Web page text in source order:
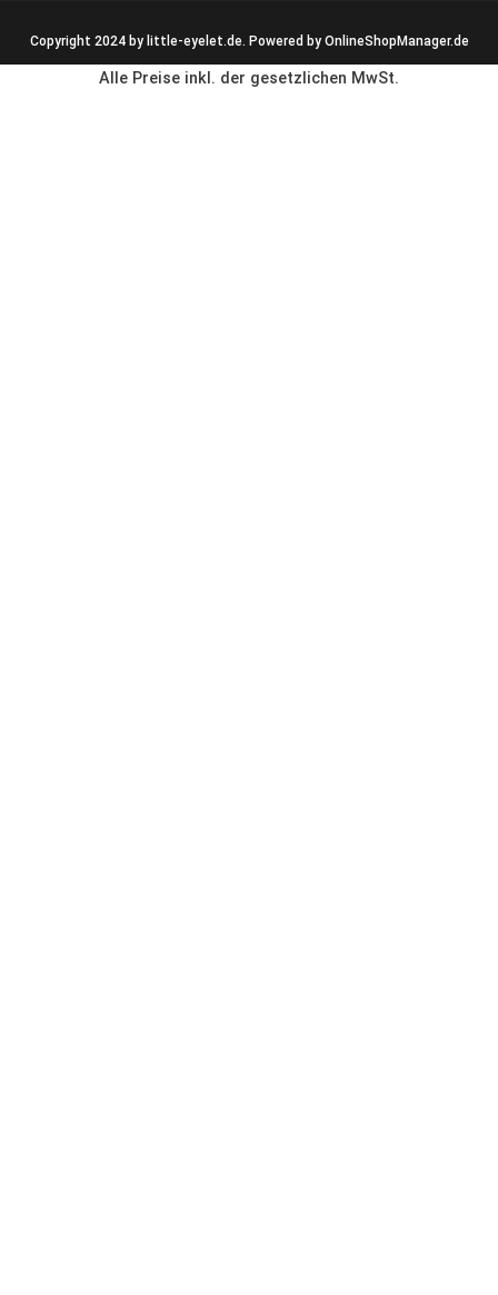
Copyright 2024 by little-eyelet.de. Powered by OnlineShopManager.de
Alle Preise inkl. der gesetzlichen MwSt.